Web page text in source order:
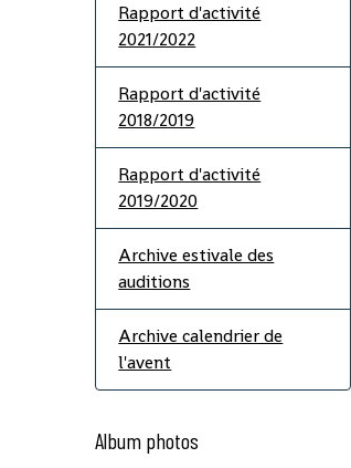
Rapport d'activité
2021/2022
Rapport d'activité
2018/2019
Rapport d'activité
2019/2020
Archive estivale des
auditions
Archive calendrier de
l'avent
Album photos